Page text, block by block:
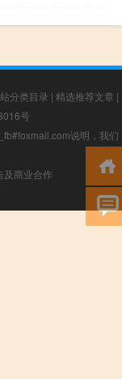
分类目录 | 精选推荐文章 |
号
说明，我们
及商业合作